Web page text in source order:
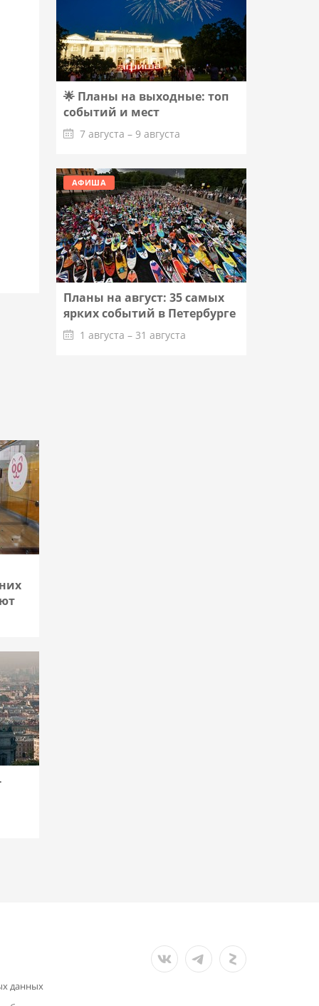
🌟 Планы на выходные: топ
событий и мест
7 августа – 9 августа
Подробнее
АФИША
Планы на август: 35 самых
ярких событий в Петербурге
1 августа – 31 августа
данных